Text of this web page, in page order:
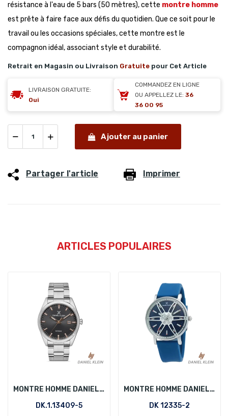
résistance à l'eau de 5 bars (50 mètres), cette montre homme
est prête à faire face aux défis du quotidien. Que ce soit pour le
travail ou les occasions spéciales, cette montre est le
compagnon idéal, associant style et durabilité.
Retrait en Magasin ou Livraison Gratuite pour Cet Article
LIVRAISON GRATUITE:
Oui
COMMANDEZ EN LIGNE
OU APPELLEZ LE: 36
36 00 95
Ajouter au panier
Partager l'article Imprimer
ARTICLES POPULAIRES
MONTRE HOMME DANIEL KLEIN DK.1.13409-5
DK.1.13409-5
MONTRE HOMME DANIEL KLEIN DK 12335-2
DK 12335-2